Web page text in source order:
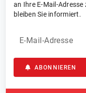
an Ihre E-Mail-
bleiben Sie informiert.
E-Mail-Adresse
ABONNIEREN